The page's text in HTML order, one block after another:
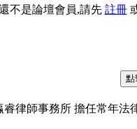
不是論壇會員,請先 註冊
睿律師事務所 擔任常年法